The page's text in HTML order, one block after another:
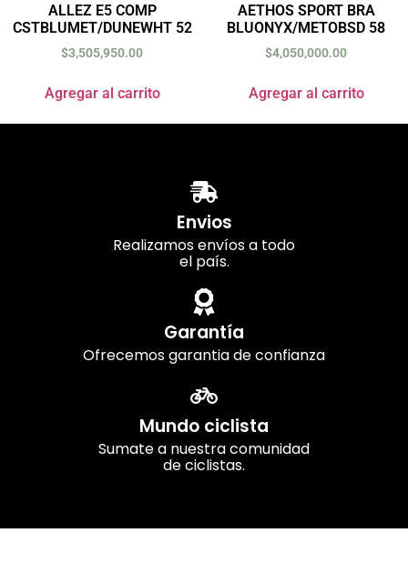
ALLEZ E5 COMP
CSTBLUMET/DUNEWHT 52
$3,505,950.00
Agregar al carrito
AETHOS SPORT BRA
BLUONYX/METOBSD 58
$4,050,000.00
Agregar al carrito
Envios
Realizamos envíos a todo
el país.
Garantía
Ofrecemos garantia de confianza
Mundo ciclista
Sumate a nuestra comunidad
de ciclistas.